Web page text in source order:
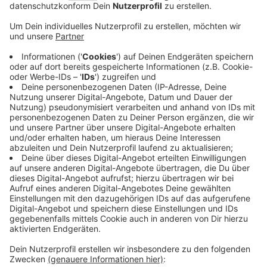
Veröffentlicht:Donnerstag, 10.03.2022 07:03
Um wen es sich dabei handelt, wollte er mit Rücksicht
auf das Ausschreibungsverfahren nicht sagen. Es
würden jetzt entsprechende Gespräche geführt, so
Gerwers. Die Stadt Rees hat den Neubau des
Freibades insgesamt drei Mal europaweit
ausgeschrieben. Die Baukosten wurden vom Rat
gedeckelt und belaufen sich auf geschätzte 4,5
Millionen Euro. Ob sich dieser Kostenrahmen allerdings
trotz Zuschüsse noch halten läßt ist wegen der
anhaltenden Verteuerung in vielen Bereichen aber
fraglich.
Anzeige